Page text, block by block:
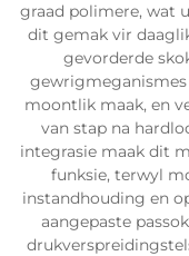
graad polimere, wat
dit gemak vir
gevorderde
moontlik maak, en
van stap na
integrasie maak dit
funksie, terwyl
instandhouding en
aangepaste